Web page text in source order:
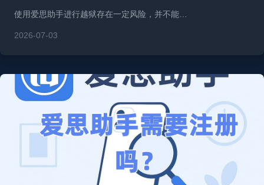
使用爱思助手进行越狱存在一定风险，并不能…
2026-07-03